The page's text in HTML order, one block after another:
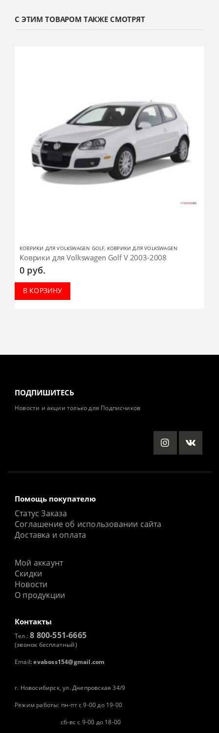
С ЭТИМ ТОВАРОМ ТАКЖЕ СМОТРЯТ
КОВРИКИ ДЛЯ VOLKSWAGEN GOLF, КОВРИКИ ДЛЯ VOLKSWAGEN
Коврики для Volkswagen Golf V 2003-2008
0 руб.
В КОРЗИНУ
ПОДПИШИТЕСЬ
Новости и акции только для Подписчиков
Помощь покупателю
Статус Заказа
Соглашение об использовании сайта
Доставка и оплата
Мой аккаунт
Скидки
Новости
О продукции
Контакты
Тел.:8 800-551-6665
(звонок бесплатный)
Email: evaboss154@gmail.com
г. Новосибирск, ул. Днепровская 34/9
Режим работы: пн-пт с 9-00 до 19-00
сб-вс с 9-00 до 18-00